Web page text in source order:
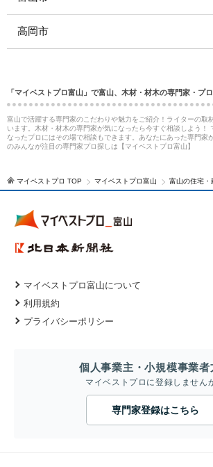
高岡市
「マイベストプロ富山」で富山、木材・材木の専門家・プ
富山で活躍する専門家のこだわりや魅力をご紹介！ライターの取
います。木材・材木の専門家が気になったら今すぐ相談しよう！
なったプロにはその場で相談もできます。あなたにあった専門家
のみんなが注目の専門家プロ探しは【マイベストプロ富山】
マイベストプロ TOP マイベストプロ富山 富山の住宅・
マイベストプロ富山について
利用規約
プライバシーポリシー
個人事業主・小規模事業者
マイベストプロに登録しません
専門家登録はこちら